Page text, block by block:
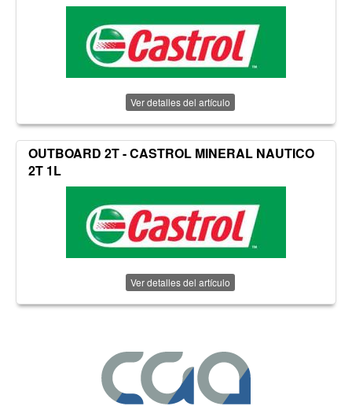
Ver detalles del artículo
OUTBOARD 2T - CASTROL MINERAL NAUTICO
2T 1L
Ver detalles del artículo